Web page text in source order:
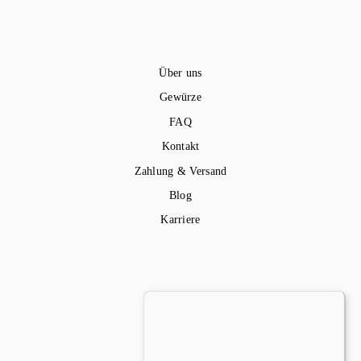
Über uns
Gewürze
FAQ
Kontakt
Zahlung & Versand
Blog
Karriere